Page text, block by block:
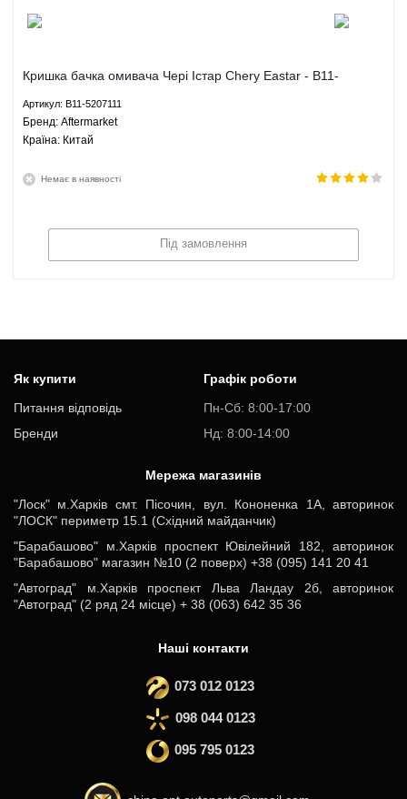
Кришка бачка омивача Чері Істар Chery Eastar - B11-
Артикул: B11-5207111
Брeнд: Aftermarket
Країна: Китай
Немає в наявності
Під замовлення
Як купити
Питання відповідь
Бренди
Графік роботи
Пн-Cб: 8:00-17:00
Нд: 8:00-14:00
Мережа магазинів
"Лоск" м.Харків смт. Пісочин, вул. Кононенка 1А, авторинок
"ЛОСК" периметр 15.1 (Східний майданчик)
"Барабашово" м.Харків проспект Ювілейний 182, авторинок
"Барабашово" магазин №10 (2 поверх) +38 (095) 141 20 41
"Автоград" м.Харків проспект Льва Ландау 2б, авторинок
"Автоград" (2 ряд 24 місце) + 38 (063) 642 35 36
Наші контакти
073 012 0123
098 044 0123
095 795 0123